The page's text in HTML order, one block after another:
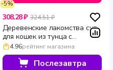
-5%
308.28 ₽ 324.51 ₽
Деревенские лакомства суп
для кошек из тунца с
кальмаром и макрелью 4 шт
по 35 г
4.96рейтинг магазина
Послезавтра